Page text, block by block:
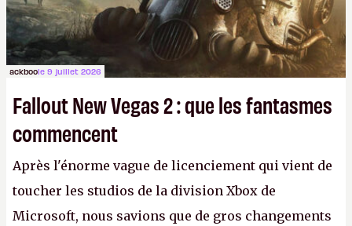
ackboole 9 juillet 2026
Fallout New Vegas 2 : que les fantasmes
commencent
Après l'énorme vague de licenciement qui vient de
toucher les studios de la division Xbox de
Microsoft, nous savions que de gros changements